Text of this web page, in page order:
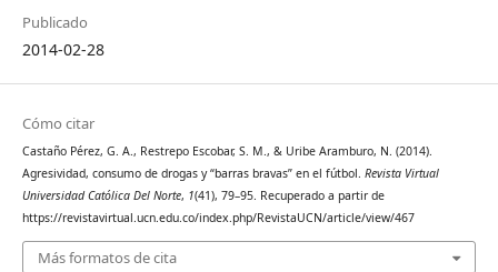
Publicado
2014-02-28
Cómo citar
Castaño Pérez, G. A., Restrepo Escobar, S. M., & Uribe Aramburo, N. (2014).
Agresividad, consumo de drogas y “barras bravas” en el fútbol. Revista Virtual
Universidad Católica Del Norte, 1(41), 79–95. Recuperado a partir de
https://revistavirtual.ucn.edu.co/index.php/RevistaUCN/article/view/467
Más formatos de cita